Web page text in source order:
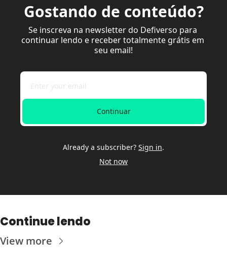
Gostando de conteúdo?
Se inscreva na newsletter do Defiverso para
continuar lendo e receber totalmente grátis em
seu email!
Continuar
Already a subscriber? Sign in.
Not now
Continue lendo
View more